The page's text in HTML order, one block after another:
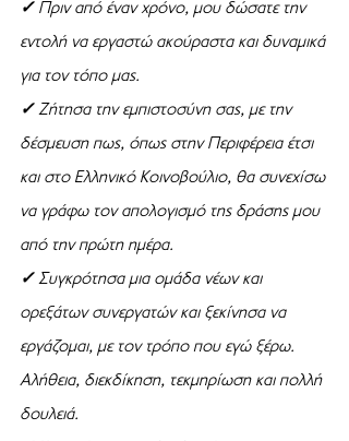
✓ Πριν από έναν χρόνο, μου δώσατε την
εντολή να εργαστώ ακούραστα και δυναμικά
για τον τόπο μας.
✓ Ζήτησα την εμπιστοσύνη σας, με την
δέσμευση πως, όπως στην Περιφέρεια έτσι
και στο Ελληνικό Κοινοβούλιο, θα συνεχίσω
να γράφω τον απολογισμό της δράσης μου
από την πρώτη ημέρα.
✓ Συγκρότησα μια ομάδα νέων και
ορεξάτων συνεργατών και ξεκίνησα να
εργάζομαι, με τον τρόπο που εγώ ξέρω.
Αλήθεια, διεκδίκηση, τεκμηρίωση και πολλή
δουλειά.